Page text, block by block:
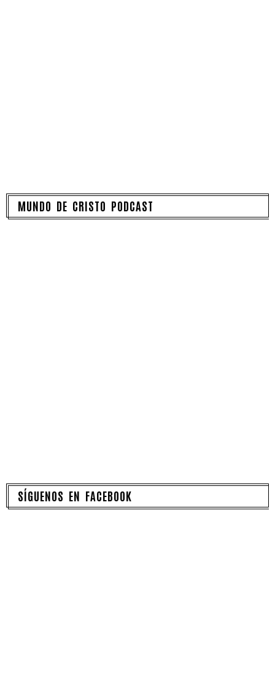
MUNDO DE CRISTO PODCAST
SÍGUENOS EN FACEBOOK